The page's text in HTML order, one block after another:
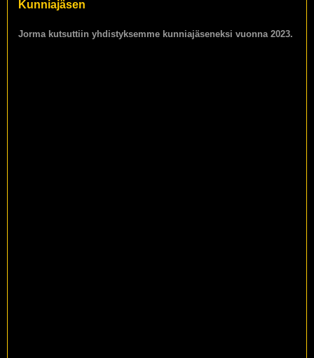
Kunniajäsen
Jorma kutsuttiin yhdistyksemme kunniajäseneksi vuonna 2023.